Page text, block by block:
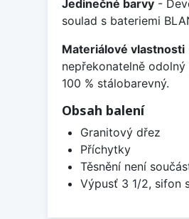
Jedinečné barvy -
soulad s bateriemi
Materiálové vlastnosti
nepřekonatelně
100 % stálobarevný.
Obsah balení
Granitový dřez
Příchytky
Těsnění není
Výpusť 3 1/2, sifon